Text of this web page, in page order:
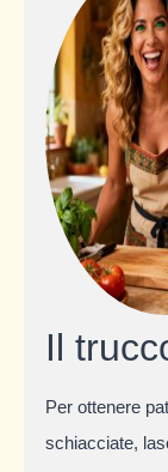
Il
Per ottenere
schiacciate,